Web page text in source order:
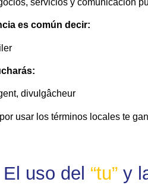
es común decir:
divulgâcheur
usar los términos locales te
El uso del “tu” y